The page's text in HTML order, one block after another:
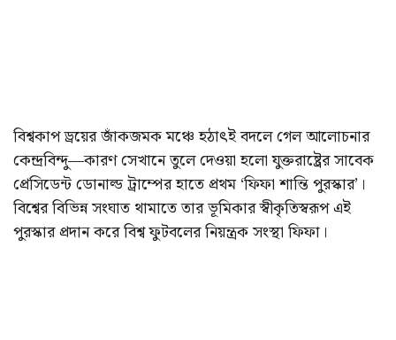
বিশ্বকাপ ড্রয়ের জাঁকজমক মঞ্চে হঠাৎই বদলে গেল আলোচনার
কেন্দ্রবিন্দু—কারণ সেখানে তুলে দেওয়া হলো যুক্তরাষ্ট্রের সাবেক
প্রেসিডেন্ট ডোনাল্ড ট্রাম্পের হাতে প্রথম ‘ফিফা শান্তি পুরস্কার’।
বিশ্বের বিভিন্ন সংঘাত থামাতে তার ভূমিকার স্বীকৃতিস্বরূপ এই
পুরস্কার প্রদান করে বিশ্ব ফুটবলের নিয়ন্ত্রক সংস্থা ফিফা।